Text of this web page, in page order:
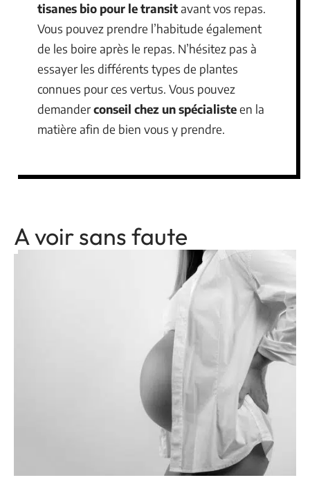
tisanes bio pour le transitavant vos repas.
Vous pouvez prendre l’habitude également
de les boire après le repas. N’hésitez pas à
essayer les différents types de plantes
connues pour ces vertus. Vous pouvez
demanderconseil chez un spécialisteen la
matière afin de bien vous y prendre.
A voir sans faute